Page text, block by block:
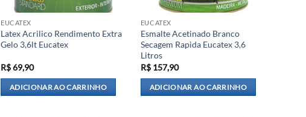
EUCATEX
Latex Acrilico Rendimento Extra
Gelo 3,6lt Eucatex
R$69,90
ADICIONAR AO CARRINHO
EUCATEX
Esmalte Acetinado Branco
Secagem Rapida Eucatex 3,6
Litros
R$157,90
ADICIONAR AO CARRINHO